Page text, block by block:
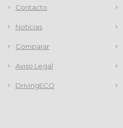
Contacto
Noticias
Comparar
Aviso Legal
DrivingECO